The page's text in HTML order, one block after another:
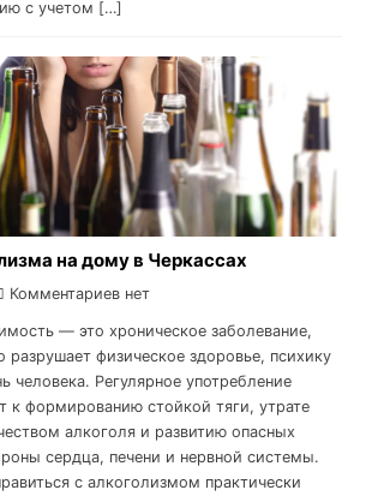
с учетом […]
на дому в Черкассах
Комментариев нет
— это хроническое заболевание,
разрушает физическое здоровье, психику
человека. Регулярное употребление
к формированию стойкой тяги, утрате
алкоголя и развитию опасных
сердца, печени и нервной системы.
с алкоголизмом практически